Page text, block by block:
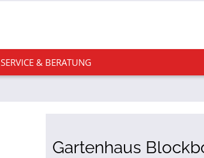
SERVICE & BERATUNG
Gartenhaus